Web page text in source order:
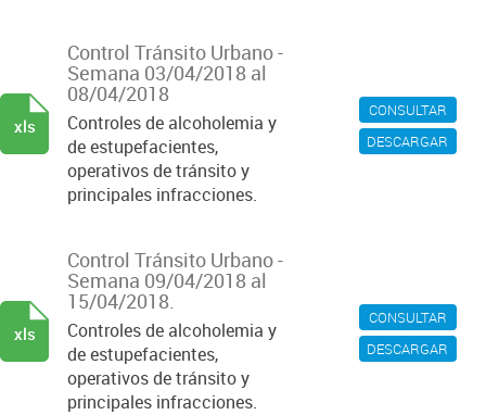
CONSULTAR
DESCARGAR
Control Tránsito Urbano -
Semana 03/04/2018 al
08/04/2018
Controles de alcoholemia y
de estupefacientes,
operativos de tránsito y
principales infracciones.
xls
CONSULTAR
DESCARGAR
Control Tránsito Urbano -
Semana 09/04/2018 al
15/04/2018.
Controles de alcoholemia y
de estupefacientes,
operativos de tránsito y
principales infracciones.
xls